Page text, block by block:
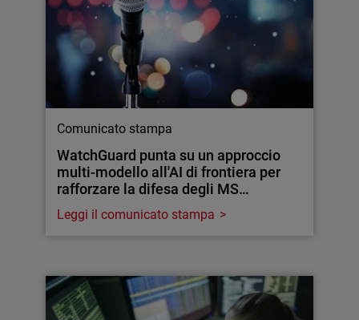
Comunicato stampa
WatchGuard punta su un approccio
multi-modello all'AI di frontiera per
rafforzare la difesa degli MS…
Leggi il comunicato stampa